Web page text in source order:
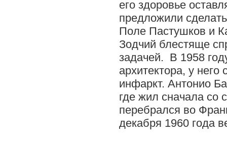
его здоровье
предложили
Поле Пастушков и
Зодчий блестяще
задачей. В 1958
архитектора, у него
инфаркт. Антонио
где жил сначала со
перебрался во
декабря 1960 года